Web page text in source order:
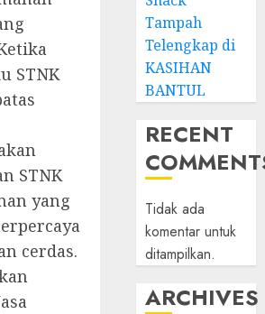
STNK
STNK
yang
cerdas.
Tampah
Telengkap di
KASIHAN
BANTUL
RECENT
Tidak ada
komentar untuk
ditampilkan.
ARCHIVES